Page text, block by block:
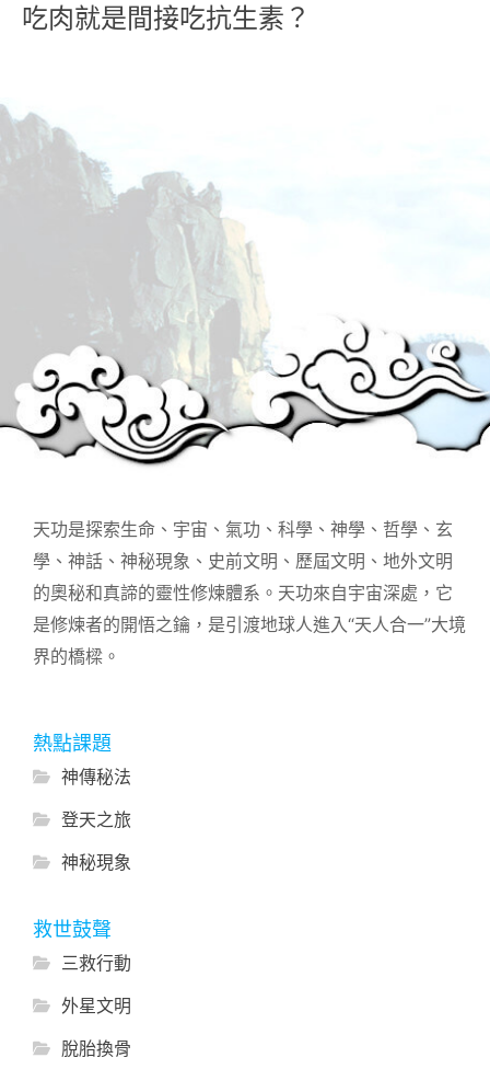
吃肉就是間接吃抗生素？
天功是探索生命、宇宙、氣功、科學、神學、哲學、玄
學、神話、神秘現象、史前文明、歷屆文明、地外文明
的奧秘和真諦的靈性修煉體系。天功來自宇宙深處，它
是修煉者的開悟之鑰，是引渡地球人進入“天人合一”大境
界的橋樑。
熱點課題
神傳秘法
登天之旅
神秘現象
救世鼓聲
三救行動
外星文明
脫胎換骨